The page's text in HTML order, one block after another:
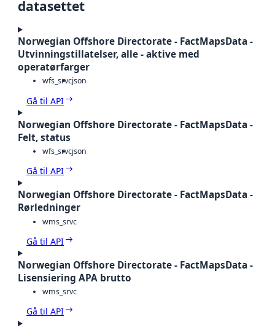
datasettet
Norwegian Offshore Directorate - FactMapsData -
Utvinningstillatelser, alle - aktive med
operatørfarger
wfs_srvcjson
Gå til API
Norwegian Offshore Directorate - FactMapsData -
Felt, status
wfs_srvcjson
Gå til API
Norwegian Offshore Directorate - FactMapsData -
Rørledninger
wms_srvc
Gå til API
Norwegian Offshore Directorate - FactMapsData -
Lisensiering APA brutto
wms_srvc
Gå til API